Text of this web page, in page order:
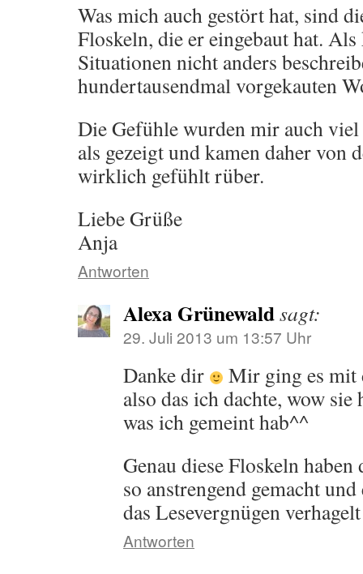
Was mich auch gestört hat, sind
Floskeln, die er eingebaut hat.
Situationen nicht anders
hundertausendmal vorgekauten
Die Gefühle wurden mir auch viel
als gezeigt und kamen daher von
wirklich gefühlt rüber.
Liebe Grüße
Anja
Antworten
Alexa Grünewaldsagt:
29. Juli 2013 um 13:57 Uhr
Danke dir
Mir ging es mit
also das ich dachte, wow sie
was ich gemeint hab^^
Genau diese Floskeln haben
so anstrengend gemacht
das Lesevergnügen
Antworten